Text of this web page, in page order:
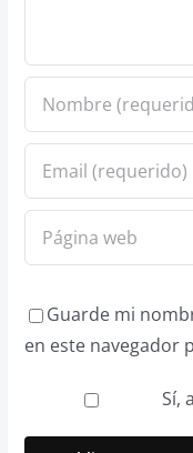
Guarde mi
en este navegador
Sí,